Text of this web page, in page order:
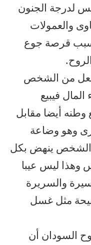
لدرجة الجنون
والعمولات
بسبب قرصة جوع
من الشخص
فيبيع
وطنه أيضا مقابل
وهو وضاعة
الشخص ينهض بكل
وهذا ليس عيبا
والسريرة
مثل غسل
السودان أن